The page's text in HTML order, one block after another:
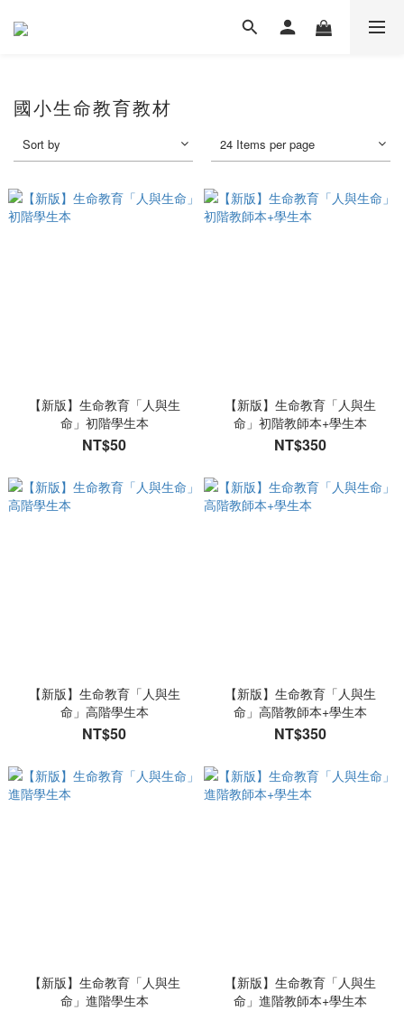
國小生命教育教材
Sort by 24 Items per page
【新版】生命教育「人與生
命」初階學生本
NT$50
【新版】生命教育「人與生
命」初階教師本+學生本
NT$350
【新版】生命教育「人與生
命」高階學生本
NT$50
【新版】生命教育「人與生
命」高階教師本+學生本
NT$350
【新版】生命教育「人與生
命」進階學生本
【新版】生命教育「人與生
命」進階教師本+學生本